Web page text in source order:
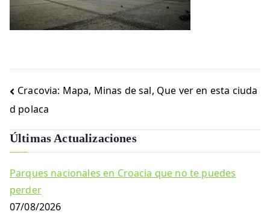
Navegación
de
entradas
Cracovia: Mapa, Minas de sal, Que ver en esta ciuda
d polaca
Últimas Actualizaciones
Parques nacionales en Croacia que no te puedes
perder
07/08/2026